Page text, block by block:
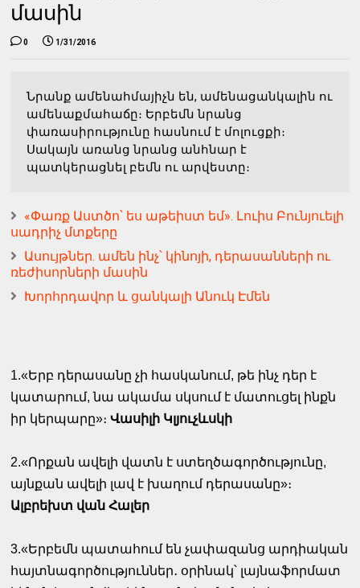
մասին
0 1/31/2016
Նրանք ամենահմայիչն են, ամենացանկալին ու
ամենաքմահաճը։ Երբեմն նրանց
փառասիրությունը հասնում է մոլուցքի։
Սակայն առանց նրանց անհնար է
պատկերացնել բեմն ու արվեստը։
«Փառք Աստծո՝ ես աթեիստ եմ». Լուիս Բունյուելի
սադրիչ մտքերը
Ասույթներ. ամեն ինչ՝ կինոյի, դերասանների ու
ռեժիսորների մասին
Խորհրդավոր և ցանկալի Անուկ Էմեն
1.«Երբ դերասանը չի հասկանում, թե ինչ դեր է
կատարում, նա ակամա սկսում է մատուցել ինքն
իր կերպարը»։Վասիլի Կլյուչևսկի
2.«Որքան ավելի վատն է ստեղծագործությունը,
այնքան ավելի լավ է խաղում դերասանը»։
Ալբրեխտ վան Հալեր
3.«Երբեմն պատահում են չափազանց արդիական
հայտնագործություններ․ օրինակ՝ լայնաֆորմատ